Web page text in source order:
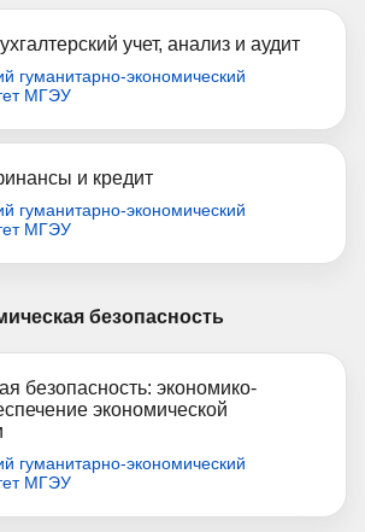
учет, анализ и аудит
гуманитарно-экономический
МГЭУ
и кредит
гуманитарно-экономический
МГЭУ
безопасность
безопасность: экономико-
экономической
гуманитарно-экономический
МГЭУ